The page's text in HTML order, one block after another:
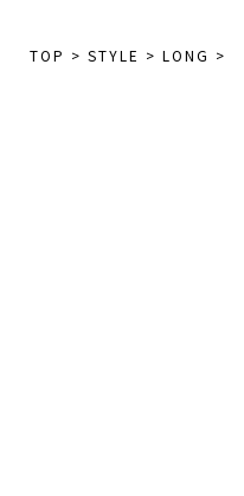
TOP > STYLE > LONG >